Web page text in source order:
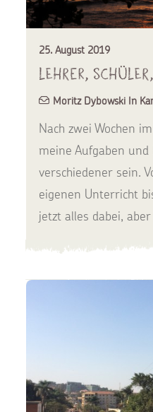
25. August 2019
Lehrer,
Moritz Dybowski In
Nach zwei Wochen
meine Aufgaben
verschiedener sein.
eigenen Unterricht
jetzt alles dabei,